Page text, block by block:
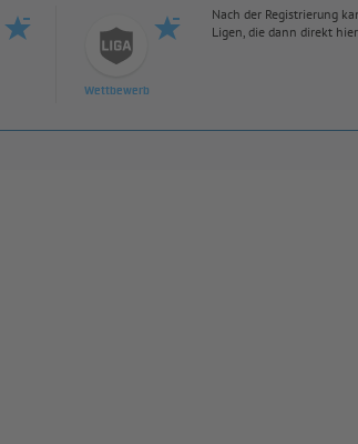
Wettbewerb
Nach der Registrierung
Ligen, die dann direkt